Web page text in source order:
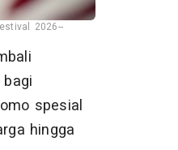
2026--
spesial
hingga